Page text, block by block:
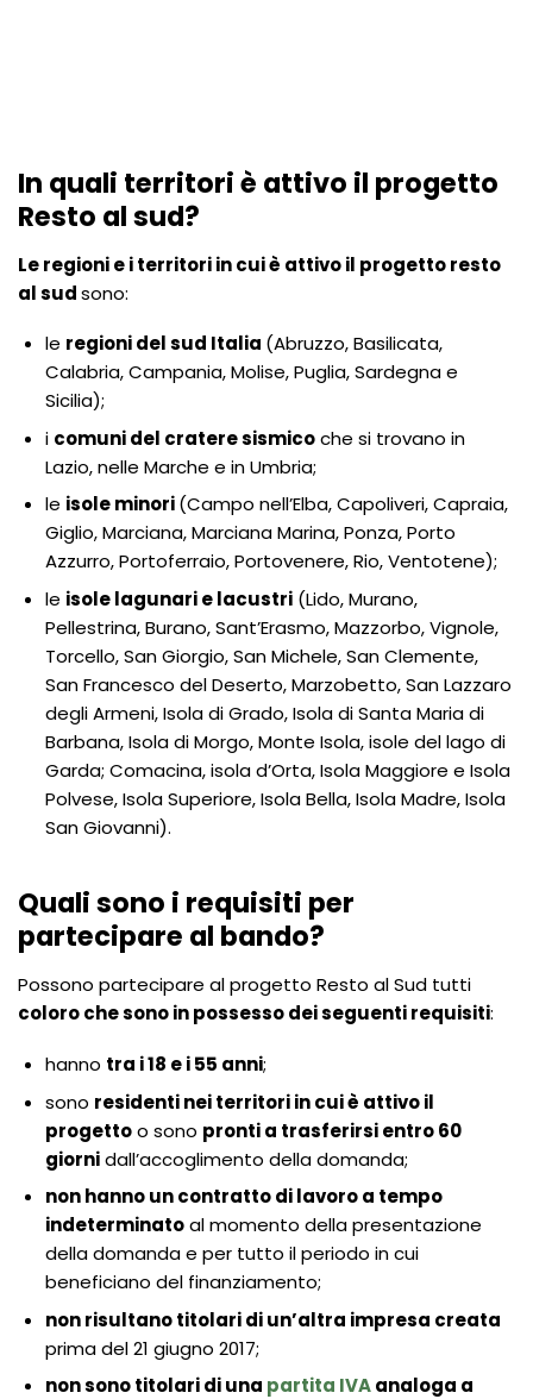
In quali territori è attivo il progetto
Resto al sud?
Le regioni e i territori in cui è attivo il progetto resto
al sudsono:
le regioni del sud Italia (Abruzzo, Basilicata,
Calabria, Campania, Molise, Puglia, Sardegna e
Sicilia);
i comuni del cratere sismicoche si trovano in
Lazio, nelle Marche e in Umbria;
le isole minori(Campo nell’Elba, Capoliveri, Capraia,
Giglio, Marciana, Marciana Marina, Ponza, Porto
Azzurro, Portoferraio, Portovenere, Rio, Ventotene);
le isole lagunari e lacustri(Lido, Murano,
Pellestrina, Burano, Sant’Erasmo, Mazzorbo, Vignole,
Torcello, San Giorgio, San Michele, San Clemente,
San Francesco del Deserto, Marzobetto, San Lazzaro
degli Armeni, Isola di Grado, Isola di Santa Maria di
Barbana, Isola di Morgo, Monte Isola, isole del lago di
Garda; Comacina, isola d’Orta, Isola Maggiore e Isola
Polvese, Isola Superiore, Isola Bella, Isola Madre, Isola
San Giovanni).
Quali sono i requisiti per
partecipare al bando?
Possono partecipare al progetto Resto al Sud tutti
coloro che sono in possesso dei seguenti requisiti:
hanno tra i 18 e i 55 anni;
sono residenti nei territori in cui è attivo il
progettoo sono pronti a trasferirsi entro 60
giornidall’accoglimento della domanda;
non hanno un contratto di lavoro a tempo
indeterminatoal momento della presentazione
della domanda e per tutto il periodo in cui
beneficiano del finanziamento;
non risultano titolari di un’altra impresa creata
prima del 21 giugno 2017;
non sono titolari di una partita IVAanaloga a